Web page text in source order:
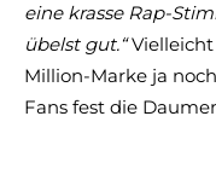
eine krasse Rap-
übelst gut.“Vielleicht
Million-Marke ja
Fans fest die